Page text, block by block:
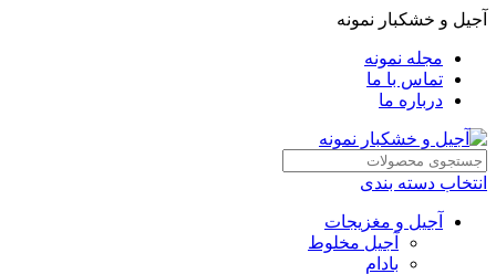
آجیل و خشکبار نمونه
مجله نمونه
تماس با ما
درباره ما
انتخاب دسته بندی
آجیل و مغزیجات
آجیل مخلوط
بادام